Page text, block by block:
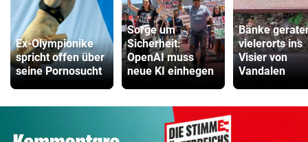
Ex-Olympionike
spricht offen über
seine Pornosucht
Sorge um
Sicherheit:
OpenAI muss
neue KI einhegen
Bänke
vielerorts ins
Visier von
Vandalen